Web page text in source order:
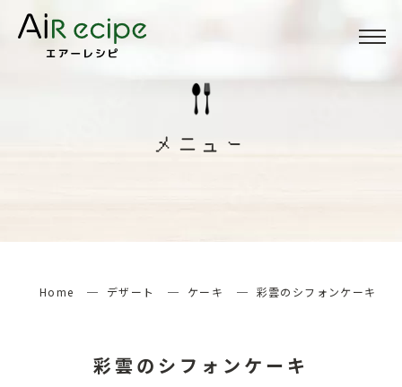
Menu
メニュー
Home デザート ケーキ 彩雲のシフォンケーキ
彩雲のシフォンケーキ